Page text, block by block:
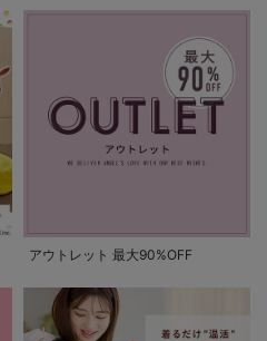
アウトレット 最大90%OFF